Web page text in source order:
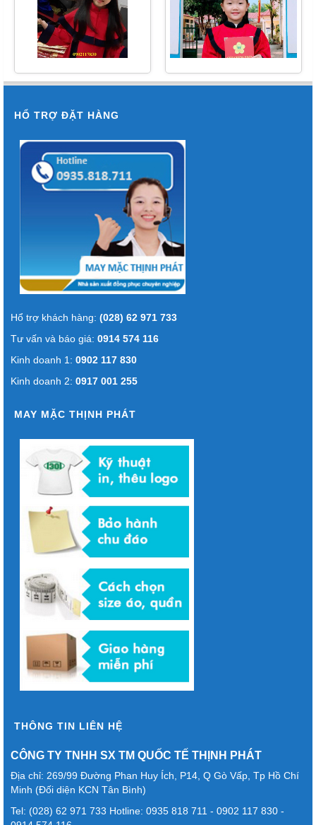
HỔ TRỢ ĐẶT HÀNG
Hổ trợ khách hàng: (028) 62 971 733
Tư vấn và báo giá: 0914 574 116
Kinh doanh 1: 0902 117 830
Kinh doanh 2: 0917 001 255
MAY MẶC THỊNH PHÁT
THÔNG TIN LIÊN HỆ
CÔNG TY TNHH SX TM QUỐC TẾ THỊNH PHÁT
Địa chỉ: 269/99 Đường Phan Huy Ích, P14, Q Gò Vấp, Tp Hồ Chí
Minh (Đối diện KCN Tân Bình)
Tel: (028) 62 971 733 Hotline: 0935 818 711 - 0902 117 830 -